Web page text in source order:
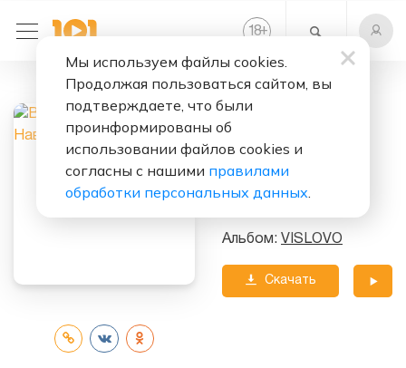
18+
Навсегда-
никогда
Альбом: VISLOVO
Скачать
Мы используем файлы cookies.
Продолжая пользоваться сайтом, вы
подтверждаете, что были
проинформированы об
использовании файлов cookies и
согласны с нашими правилами
обработки персональных данных.